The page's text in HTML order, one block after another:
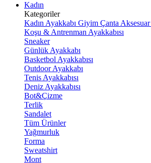
Kadın
Kategoriler
Kadın Ayakkabı Giyim Çanta Aksesuar
Koşu & Antrenman Ayakkabısı
Sneaker
Günlük Ayakkabı
Basketbol Ayakkabısı
Outdoor Ayakkabı
Tenis Ayakkabısı
Deniz Ayakkabısı
Bot&Çizme
Terlik
Sandalet
Tüm Ürünler
Yağmurluk
Forma
Sweatshirt
Mont